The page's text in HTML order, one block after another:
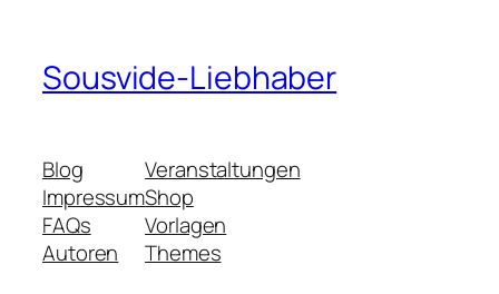
Sousvide-Liebhaber
Blog
Impressum
FAQs
Autoren
Veranstaltungen
Shop
Vorlagen
Themes